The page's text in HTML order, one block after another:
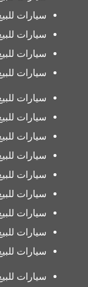
سيارات
سيارات
سيارات
سيارات
سيارات
سيارات
سيارات
سيارات
سيارات
سيارات
سيارات
سيارات
سيارات
سيارات